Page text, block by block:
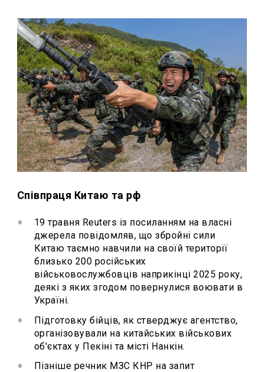
Співпраця Китаю та рф
19 травня Reuters із посиланням на власні
джерела повідомляв, що збройні сили
Китаю таємно навчили на своїй території
близько 200 російських
військовослужбовців наприкінці 2025 року,
деякі з яких згодом повернулися воювати в
Україні.
Підготовку бійців, як стверджує агентство,
організовували на китайських військових
об'єктах у Пекіні та місті Нанкін.
Пізніше речник МЗС КНР на запит